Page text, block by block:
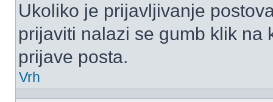
Ukoliko je prijavljivanje
prijaviti nalazi se gumb klik na
prijave posta.
Vrh